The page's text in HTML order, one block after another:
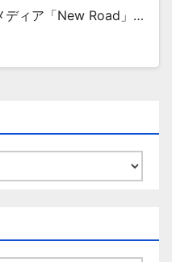
ディア「New Road」…